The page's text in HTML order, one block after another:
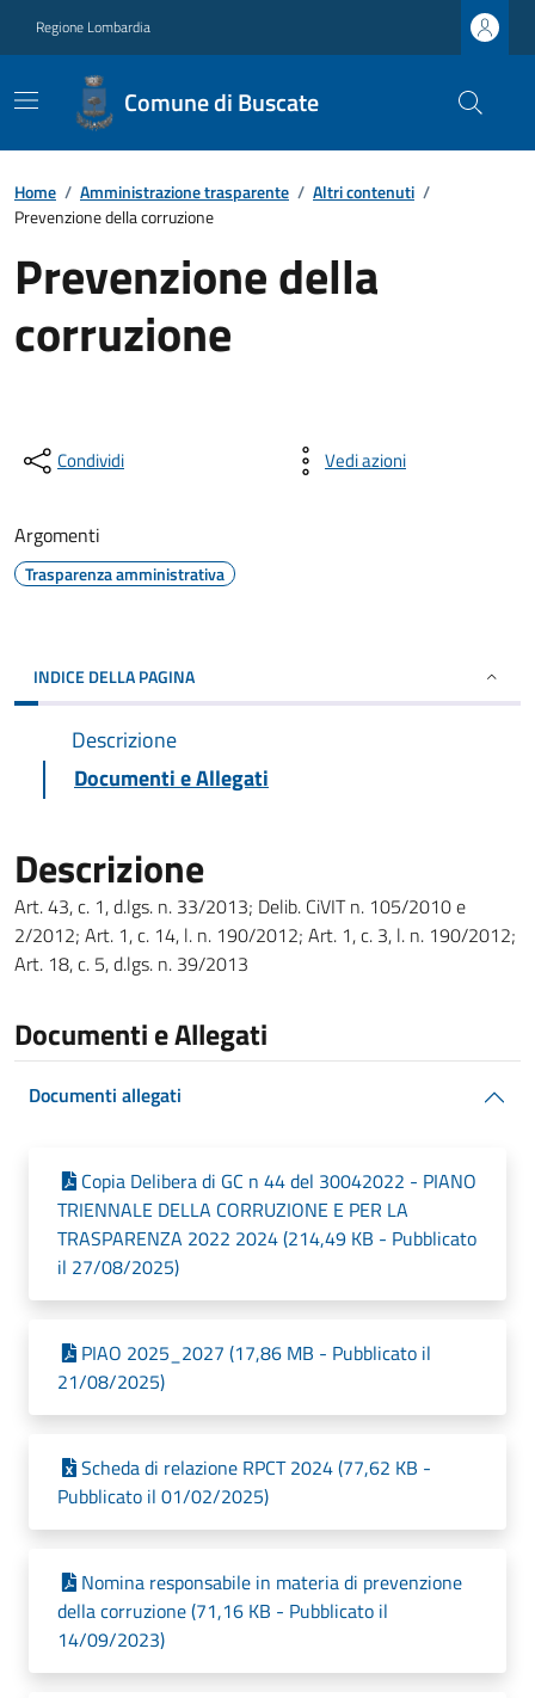
Regione Lombardia
Comune di Buscate
Home / Amministrazione trasparente / Altri contenuti /
Prevenzione della corruzione
Prevenzione della
corruzione
Condividi Vedi azioni
Argomenti
Trasparenza amministrativa
INDICE DELLA PAGINA
Descrizione
Documenti e Allegati
Descrizione
Art. 43, c. 1, d.lgs. n. 33/2013; Delib. CiVIT n. 105/2010 e
2/2012; Art. 1, c. 14, l. n. 190/2012; Art. 1, c. 3, l. n. 190/2012;
Art. 18, c. 5, d.lgs. n. 39/2013
Documenti e Allegati
Documenti allegati
Copia Delibera di GC n 44 del 30042022 - PIANO
TRIENNALE DELLA CORRUZIONE E PER LA
TRASPARENZA 2022 2024 (214,49 KB - Pubblicato
il 27/08/2025)
PIAO 2025_2027 (17,86 MB - Pubblicato il
21/08/2025)
Scheda di relazione RPCT 2024 (77,62 KB -
Pubblicato il 01/02/2025)
Nomina responsabile in materia di prevenzione
della corruzione (71,16 KB - Pubblicato il
14/09/2023)